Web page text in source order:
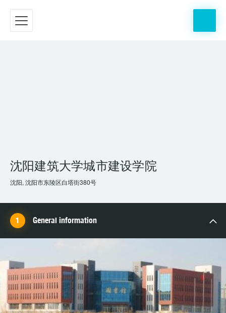
沈阳建筑大学城市建设学院
沈阳, 沈阳市东陵区白塔街380号
General information